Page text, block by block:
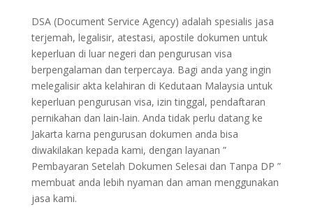
DSA (Document Service Agency) adalah spesialis jasa
terjemah, legalisir, atestasi, apostile dokumen untuk
keperluan di luar negeri dan pengurusan visa
berpengalaman dan terpercaya. Bagi anda yang ingin
melegalisir akta kelahiran di Kedutaan Malaysia untuk
keperluan pengurusan visa, izin tinggal, pendaftaran
pernikahan dan lain-lain. Anda tidak perlu datang ke
Jakarta karna pengurusan dokumen anda bisa
diwakilakan kepada kami, dengan layanan ”
Pembayaran Setelah Dokumen Selesai dan Tanpa DP ”
membuat anda lebih nyaman dan aman menggunakan
jasa kami.